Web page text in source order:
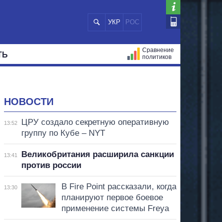
УКР РОС
Сравнение
политиков
НОВОСТИ
13:52
ЦРУ создало секретную оперативную
группу по Кубе – NYT
13:41
Великобритания расширила санкции
против россии
13:30
В Fire Point рассказали, когда
планируют первое боевое
применение системы Freya